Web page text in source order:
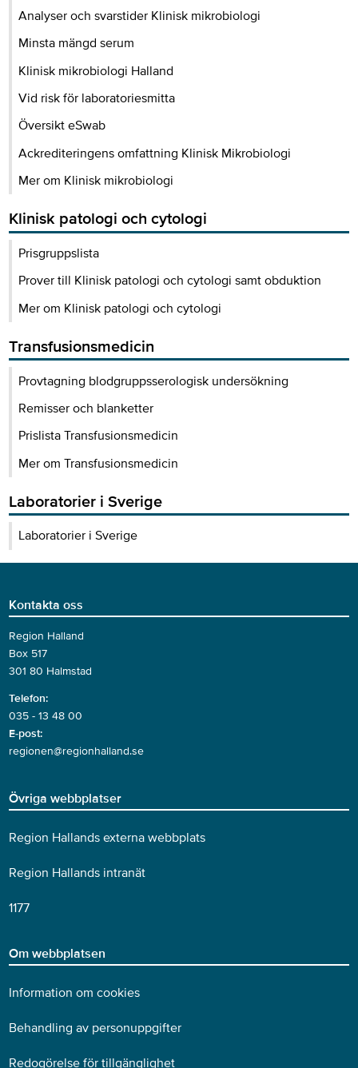
Analyser och svarstider Klinisk mikrobiologi
Minsta mängd serum
Klinisk mikrobiologi Halland
Vid risk för laboratoriesmitta
Översikt eSwab
Ackrediteringens omfattning Klinisk Mikrobiologi
Mer om Klinisk mikrobiologi
Klinisk patologi och cytologi
Prisgruppslista
Prover till Klinisk patologi och cytologi samt obduktion
Mer om Klinisk patologi och cytologi
Transfusionsmedicin
Provtagning blodgruppsserologisk undersökning
Remisser och blanketter
Prislista Transfusionsmedicin
Mer om Transfusionsmedicin
Laboratorier i Sverige
Laboratorier i Sverige
Kontakta oss
Region Halland
Box 517
301 80 Halmstad
Telefon:
035 - 13 48 00
E-post:
regionen@regionhalland.se
Övriga webbplatser
Region Hallands externa webbplats
Region Hallands intranät
1177
Om webbplatsen
Information om cookies
Behandling av personuppgifter
Redogörelse för tillgänglighet